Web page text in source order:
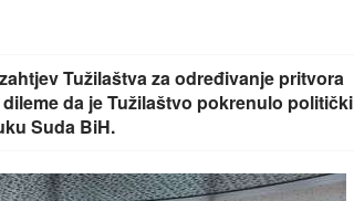
Tužilaštva za određivanje pritvora
da je Tužilaštvo pokrenulo politički
Suda BiH.